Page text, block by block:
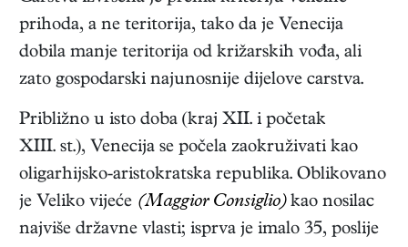
prihoda, a ne teritorija, tako da je Venecija
dobila manje teritorija od križarskih vođa, ali
zato gospodarski najunosnije dijelove carstva.
Približno u isto doba (kraj XII. i početak
XIII. st.), Venecija se počela zaokruživati kao
oligarhijsko-aristokratska republika. Oblikovano
je Veliko vijeće (Maggior Consiglio)kao nosilac
najviše državne vlasti; isprva je imalo 35, poslije